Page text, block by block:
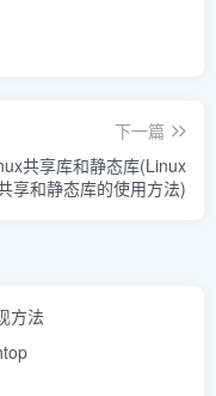
下一篇
共享库和静态库(Linux
享和静态库的使用方法)
方法